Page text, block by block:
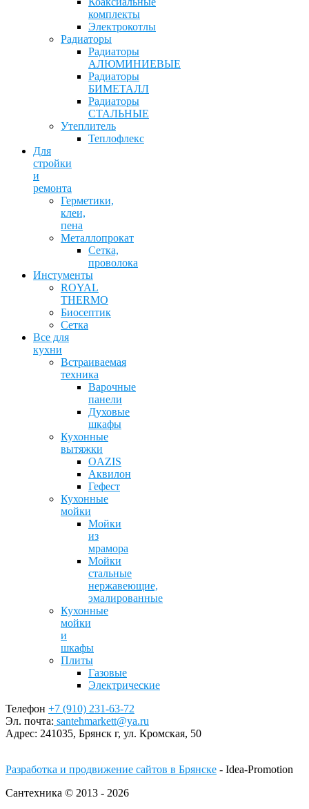
комплекты
Электрокотлы
Радиаторы
Радиаторы
АЛЮМИНИЕВЫЕ
Радиаторы
БИМЕТАЛЛ
Радиаторы
СТАЛЬНЫЕ
Утеплитель
Теплофлекс
Для
стройки
и
ремонта
Герметики,
клеи,
пена
Металлопрокат
Сетка,
проволока
Инстументы
ROYAL
THERMO
Биосептик
Сетка
Все для
кухни
Встраиваемая
техника
Варочные
панели
Духовые
шкафы
Кухонные
вытяжки
OAZIS
Аквилон
Гефест
Кухонные
мойки
Мойки
из
мрамора
Мойки
стальные
нержавеющие,
эмалированные
Кухонные
мойки
и
шкафы
Плиты
Газовые
Электрические
Телефон +7 (910) 231-63-72
Эл. почта: santehmarkett@ya.ru
Адрес: 241035, Брянск г, ул. Кромская, 50
Разработка и продвижение сайтов в Брянске - Idea-Promotion
Сантехника © 2013 - 2026